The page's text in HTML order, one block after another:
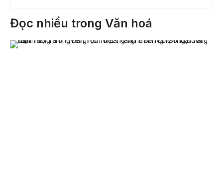
Đọc nhiều trong Văn hoá